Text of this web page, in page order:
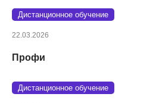
Дистанционное обучение
22.03.2026
Профи
Дистанционное обучение